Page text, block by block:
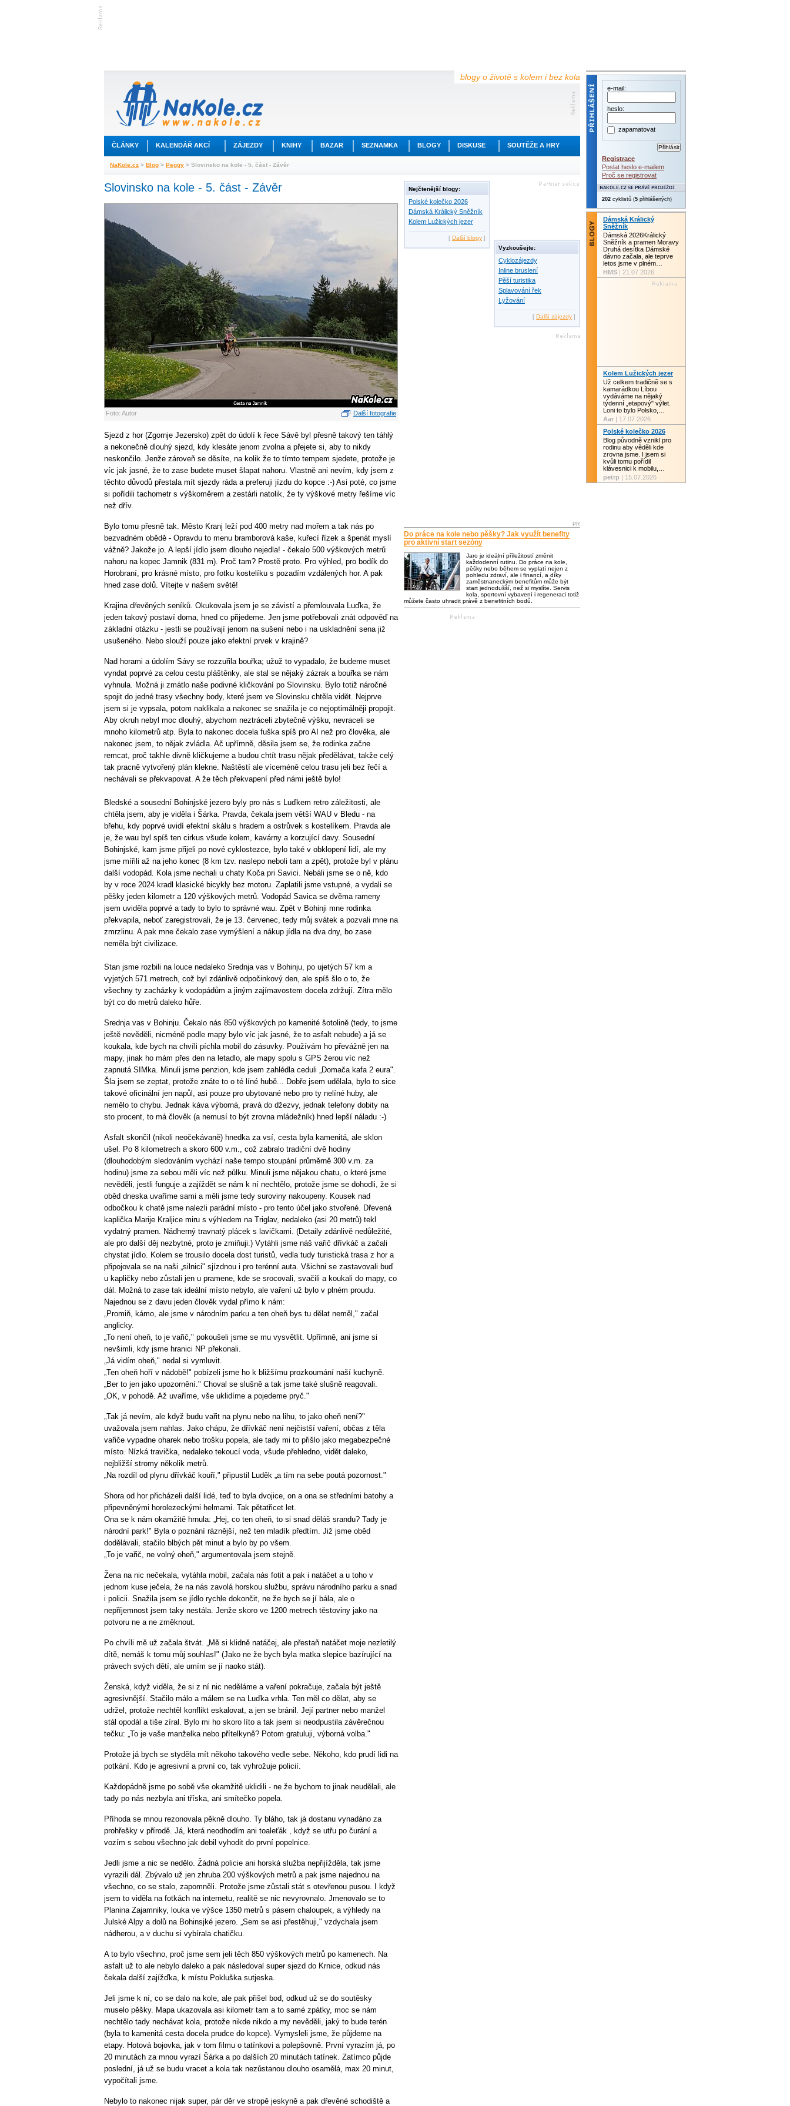
blogy o životě s kolem i bez kola
ČLÁNKY KALENDÁŘ AKCÍ ZÁJEZDY KNIHY BAZAR SEZNAMKA BLOGY DISKUSE SOUTĚŽE A HRY
NaKole.cz > Blog > Peggy > Slovinsko na kole - 5. část - Závěr
Slovinsko na kole - 5. část - Závěr
Foto: Autor Další fotografie
Sjezd z hor (Zgornje Jezersko) zpět do údolí k řece Sávě byl přesně takový ten táhlý
a nekonečně dlouhý sjezd, kdy klesáte jenom zvolna a přejete si, aby to nikdy
neskončilo. Jenže zároveň se děsíte, na kolik že to tímto tempem sjedete, protože je
víc jak jasné, že to zase budete muset šlapat nahoru. Vlastně ani nevím, kdy jsem z
těchto důvodů přestala mít sjezdy ráda a preferuji jízdu do kopce :-) Asi poté, co jsme
si pořídili tachometr s výškoměrem a zestárli natolik, že ty výškové metry řešíme víc
než dřív.
Bylo tomu přesně tak. Město Kranj leží pod 400 metry nad mořem a tak nás po
bezvadném obědě - Opravdu to menu bramborová kaše, kuřecí řízek a špenát myslí
vážně? Jakože jo. A lepší jídlo jsem dlouho nejedla! - čekalo 500 výškových metrů
nahoru na kopec Jamnik (831 m). Proč tam? Prostě proto. Pro výhled, pro bodík do
Horobraní, pro krásné místo, pro fotku kostelíku s pozadím vzdálených hor. A pak
hned zase dolů. Vítejte v našem světě!
Krajina dřevěných seníků. Okukovala jsem je se závistí a přemlouvala Luďka, že
jeden takový postaví doma, hned co přijedeme. Jen jsme potřebovali znát odpověď na
základní otázku - jestli se používají jenom na sušení nebo i na uskladnění sena již
usušeného. Nebo slouží pouze jako efektní prvek v krajině?
Nad horami a údolím Sávy se rozzuřila bouřka; užuž to vypadalo, že budeme muset
vyndat poprvé za celou cestu pláštěnky, ale stal se nějaký zázrak a bouřka se nám
vyhnula. Možná ji zmátlo naše podivné kličkování po Slovinsku. Bylo totiž náročné
spojit do jedné trasy všechny body, které jsem ve Slovinsku chtěla vidět. Nejprve
jsem si je vypsala, potom naklikala a nakonec se snažila je co nejoptimálněji propojit.
Aby okruh nebyl moc dlouhý, abychom neztráceli zbytečně výšku, nevraceli se
mnoho kilometrů atp. Byla to nakonec docela fuška spíš pro AI než pro člověka, ale
nakonec jsem, to nějak zvládla. Ač upřímně, děsila jsem se, že rodinka začne
remcat, proč takhle divně kličkujeme a budou chtít trasu nějak předělávat, takže celý
tak pracně vytvořený plán klekne. Naštěstí ale víceméně celou trasu jeli bez řečí a
nechávali se překvapovat. A že těch překvapení před námi ještě bylo!
Bledské a sousední Bohinjské jezero byly pro nás s Luďkem retro záležitosti, ale
chtěla jsem, aby je viděla i Šárka. Pravda, čekala jsem větší WAU v Bledu - na
břehu, kdy poprvé uvidí efektní skálu s hradem a ostrůvek s kostelíkem. Pravda ale
je, že wau byl spíš ten cirkus všude kolem, kavárny a korzující davy. Sousední
Bohinjské, kam jsme přijeli po nové cyklostezce, bylo také v obklopení lidí, ale my
jsme mířili až na jeho konec (8 km tzv. naslepo neboli tam a zpět), protože byl v plánu
další vodopád. Kola jsme nechali u chaty Koča pri Savici. Nebáli jsme se o ně, kdo
by v roce 2024 kradl klasické bicykly bez motoru. Zaplatili jsme vstupné, a vydali se
pěšky jeden kilometr a 120 výškových metrů. Vodopád Savica se dvěma rameny
jsem uviděla poprvé a tady to bylo to správné wau. Zpět v Bohinji mne rodinka
překvapila, neboť zaregistrovali, že je 13. červenec, tedy můj svátek a pozvali mne na
zmrzlinu. A pak mne čekalo zase vymýšlení a nákup jídla na dva dny, bo zase
neměla být civilizace.
Stan jsme rozbili na louce nedaleko Srednja vas v Bohinju, po ujetých 57 km a
vyjetých 571 metrech, což byl zdánlivě odpočinkový den, ale spíš šlo o to, že
všechny ty zacházky k vodopádům a jiným zajímavostem docela zdržují. Zítra mělo
být co do metrů daleko hůře.
Srednja vas v Bohinju. Čekalo nás 850 výškových po kamenité šotolině (tedy, to jsme
ještě nevěděli, nicméně podle mapy bylo víc jak jasné, že to asfalt nebude) a já se
koukala, kde bych na chvíli píchla mobil do zásuvky. Používám ho převážně jen na
mapy, jinak ho mám přes den na letadlo, ale mapy spolu s GPS žerou víc než
zapnutá SIMka. Minuli jsme penzion, kde jsem zahlédla ceduli „Domača kafa 2 eura".
Šla jsem se zeptat, protože znáte to o té líné hubě... Dobře jsem udělala, bylo to sice
takové oficinální jen napůl, asi pouze pro ubytované nebo pro ty nelíné huby, ale
nemělo to chybu. Jednak káva výborná, pravá do džezvy, jednak telefony dobity na
sto procent, to má člověk (a nemusí to být zrovna mládežník) hned lepší náladu :-)
Asfalt skončil (nikoli neočekávaně) hnedka za vsí, cesta byla kamenitá, ale sklon
ušel. Po 8 kilometrech a skoro 600 v.m., což zabralo tradiční dvě hodiny
(dlouhodobým sledováním vychází naše tempo stoupání průměrně 300 v.m. za
hodinu) jsme za sebou měli víc než půlku. Minuli jsme nějakou chatu, o které jsme
nevěděli, jestli funguje a zajíždět se nám k ní nechtělo, protože jsme se dohodli, že si
oběd dneska uvaříme sami a měli jsme tedy suroviny nakoupeny. Kousek nad
odbočkou k chatě jsme nalezli parádní místo - pro tento účel jako stvořené. Dřevená
kaplička Marije Kraljice miru s výhledem na Triglav, nedaleko (asi 20 metrů) tekl
vydatný pramen. Nádherný travnatý plácek s lavičkami. (Detaily zdánlivě nedůležité,
ale pro další děj nezbytné, proto je zmiňuji.) Vytáhli jsme náš vařič dřívkáč a začali
chystat jídlo. Kolem se trousilo docela dost turistů, vedla tudy turistická trasa z hor a
připojovala se na naši „silnici" sjízdnou i pro terénní auta. Všichni se zastavovali buď
u kapličky nebo zůstali jen u pramene, kde se srocovali, svačili a koukali do mapy, co
dál. Možná to zase tak ideální místo nebylo, ale vaření už bylo v plném proudu.
Najednou se z davu jeden člověk vydal přímo k nám:
„Promiň, kámo, ale jsme v národním parku a ten oheň bys tu dělat neměl," začal
anglicky.
„To není oheň, to je vařič," pokoušeli jsme se mu vysvětlit. Upřímně, ani jsme si
nevšimli, kdy jsme hranici NP překonali.
„Já vidím oheň," nedal si vymluvit.
„Ten oheň hoří v nádobě!" pobízeli jsme ho k bližšímu prozkoumání naší kuchyně.
„Ber to jen jako upozornění." Choval se slušně a tak jsme také slušně reagovali.
„OK, v pohodě. Až uvaříme, vše uklidíme a pojedeme pryč."
„Tak já nevím, ale když budu vařit na plynu nebo na lihu, to jako oheň není?"
uvažovala jsem nahlas. Jako chápu, že dřívkáč není nejčistší vaření, občas z těla
vařiče vypadne oharek nebo trošku popela, ale tady mi to přišlo jako megabezpečné
místo. Nízká travička, nedaleko tekoucí voda, všude přehledno, vidět daleko,
nejbližší stromy několik metrů.
„Na rozdíl od plynu dřívkáč kouří," připustil Luděk „a tím na sebe poutá pozornost."
Shora od hor přicházeli další lidé, teď to byla dvojice, on a ona se středními batohy a
připevněnými horolezeckými helmami. Tak pětatřicet let.
Ona se k nám okamžitě hrnula: „Hej, co ten oheň, to si snad děláš srandu? Tady je
národní park!" Byla o poznání ráznější, než ten mladík předtím. Již jsme oběd
dodělávali, stačilo blbých pět minut a bylo by po všem.
„To je vařič, ne volný oheň," argumentovala jsem stejně.
Žena na nic nečekala, vytáhla mobil, začala nás fotit a pak i natáčet a u toho v
jednom kuse ječela, že na nás zavolá horskou službu, správu národního parku a snad
i policii. Snažila jsem se jídlo rychle dokončit, ne že bych se jí bála, ale o
nepříjemnost jsem taky nestála. Jenže skoro ve 1200 metrech těstoviny jako na
potvoru ne a ne změknout.
Po chvíli mě už začala štvát. „Mě si klidně natáčej, ale přestaň natáčet moje nezletilý
dítě, nemáš k tomu můj souhlas!" (Jako ne že bych byla matka slepice bazírující na
právech svých dětí, ale umím se jí naoko stát).
Ženská, když viděla, že si z ní nic neděláme a vaření pokračuje, začala být ještě
agresivnější. Stačilo málo a málem se na Luďka vrhla. Ten měl co dělat, aby se
udržel, protože nechtěl konflikt eskalovat, a jen se bránil. Její partner nebo manžel
stál opodál a tiše zíral. Bylo mi ho skoro líto a tak jsem si neodpustila závěrečnou
tečku: „To je vaše manželka nebo přítelkyně? Potom gratuluji, výborná volba."
Protože já bych se styděla mít někoho takového vedle sebe. Někoho, kdo prudí lidi na
potkání. Kdo je agresivní a první co, tak vyhrožuje policií.
Každopádně jsme po sobě vše okamžitě uklidili - ne že bychom to jinak neudělali, ale
tady po nás nezbyla ani tříska, ani smítečko popela.
Příhoda se mnou rezonovala pěkně dlouho. Ty bláho, tak já dostanu vynadáno za
prohřešky v přírodě. Já, která neodhodím ani toaleťák , když se utřu po čurání a
vozím s sebou všechno jak debil vyhodit do první popelnice.
Jedli jsme a nic se nedělo. Žádná policie ani horská služba nepřijížděla, tak jsme
vyrazili dál. Zbývalo už jen zhruba 200 výškových metrů a pak jsme najednou na
všechno, co se stalo, zapomněli. Protože jsme zůstali stát s otevřenou pusou. I když
jsem to viděla na fotkách na internetu, realitě se nic nevyrovnalo. Jmenovalo se to
Planina Zajamniky, louka ve výšce 1350 metrů s pásem chaloupek, a výhledy na
Julské Alpy a dolů na Bohinsjké jezero. „Sem se asi přestěhuji," vzdychala jsem
nádherou, a v duchu si vybírala chatičku.
A to bylo všechno, proč jsme sem jeli těch 850 výškových metrů po kamenech. Na
asfalt už to ale nebylo daleko a pak následoval super sjezd do Krnice, odkud nás
čekala další zajížďka, k místu Pokluška sutjeska.
Jeli jsme k ní, co se dalo na kole, ale pak přišel bod, odkud už se do soutěsky
muselo pěšky. Mapa ukazovala asi kilometr tam a to samé zpátky, moc se nám
nechtělo tady nechávat kola, protože nikde nikdo a my nevěděli, jaký to bude terén
(byla to kamenitá cesta docela prudce do kopce). Vymysleli jsme, že půjdeme na
etapy. Hotová bojovka, jak v tom filmu o tatínkovi a polepšovně. První vyrazím já, po
20 minutách za mnou vyrazí Šárka a po dalších 20 minutách tatínek. Zatímco půjde
poslední, já už se budu vracet a kola tak nezůstanou dlouho osamělá, max 20 minut,
vypočítali jsme.
Nebylo to nakonec nijak super, pár děr ve stropě jeskyně a pak dřevěné schodiště a
Nejčtenější blogy:
Polské kolečko 2026
Dámská Králický Sněžník
Kolem Lužických jezer
[ Další blogy ]
Vyzkoušejte:
Cyklozájezdy
Inline bruslení
Pěší turistika
Splavování řek
Lyžování
[ Další zájezdy ]
PR
Do práce na kole nebo pěšky? Jak využít benefity
pro aktivní start sezóny
Jaro je ideální příležitostí změnit
každodenní rutinu. Do práce na kole,
pěšky nebo během se vyplatí nejen z
pohledu zdraví, ale i financí, a díky
zaměstnaneckým benefitům může být
start jednodušší, než si myslíte. Servis
kola, sportovní vybavení i regeneraci totiž
můžete často uhradit právě z benefitních bodů.
e-mail:
heslo:
zapamatovat
Registrace
Poslat heslo e-mailem
Proč se registrovat
202 cyklistů (5 přihlášených)
Dámská Králický
Sněžník
Dámská 2026Králický
Sněžník a pramen Moravy
Druhá desítka Dámské
dávno začala, ale teprve
letos jsme v plném…
HMS | 21.07.2026
Kolem Lužických jezer
Už celkem tradičně se s
kamarádkou Líbou
vydáváme na nějaký
týdenní „etapový" výlet.
Loni to bylo Polsko,…
Aar | 17.07.2026
Polské kolečko 2026
Blog původně vznikl pro
rodinu aby věděli kde
zrovna jsme. I jsem si
kvůli tomu pořídil
klávesnici k mobilu,…
petrp | 15.07.2026